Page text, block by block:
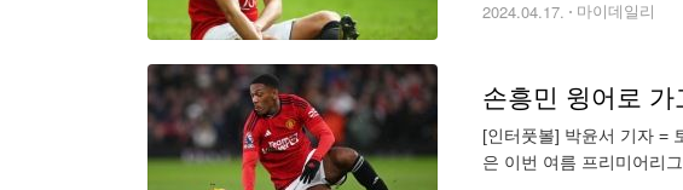
2024.04.17. 마이데일리
손흥민 윙어로
[인터풋볼] 박윤서 기자 =
은 이번 여름 프리미어리